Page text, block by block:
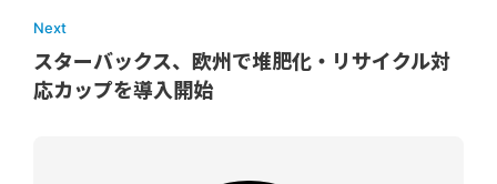
Next
スターバックス、欧州で堆肥化・リサイクル対
応カップを導入開始